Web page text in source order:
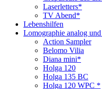
Laserletters*
TV Abend*
Lebenshilfen
Lomographie analog
Action Sampler
Belomo Vilia
Diana mini*
Holga 120
Holga 135 BC
Holga 120 WPC *